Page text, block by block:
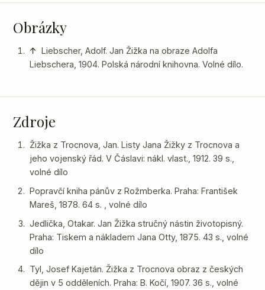
Obrázky
↑ Liebscher, Adolf. Jan Žižka na obraze Adolfa
Liebschera, 1904. Polská národní knihovna. Volné dílo.
Zdroje
Žižka z Trocnova, Jan. Listy Jana Žižky z Trocnova a
jeho vojenský řád. V Čáslavi: nákl. vlast., 1912. 39 s.,
volné dílo
Popravčí kniha pánův z Rožmberka. Praha: František
Mareš, 1878. 64 s. , volné dílo
Jedlička, Otakar. Jan Žižka stručný nástin životopisný.
Praha: Tiskem a nákladem Jana Otty, 1875. 43 s., volné
dílo
Tyl, Josef Kajetán. Žižka z Trocnova obraz z českých
dějin v 5 odděleních. Praha: B. Kočí, 1907. 36 s., volné